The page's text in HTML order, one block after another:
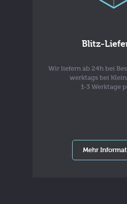
Blitz-
Wir liefern ab 24h bei
werktags bei
1-3 Werktage
Mehr